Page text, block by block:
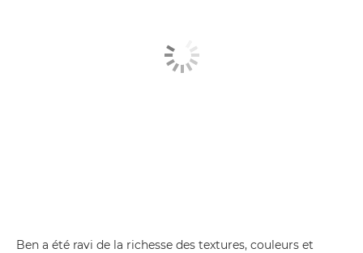
Ben a été ravi de la richesse des textures, couleurs et